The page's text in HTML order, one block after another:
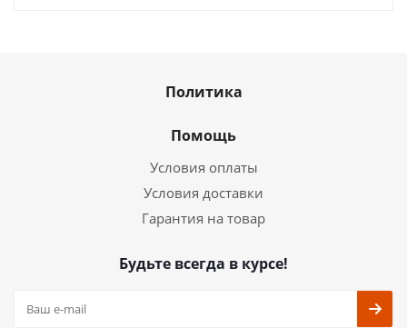
Политика
Помощь
Условия оплаты
Условия доставки
Гарантия на товар
Будьте всегда в курсе!